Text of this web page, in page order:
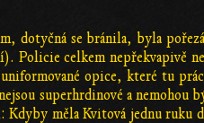
dotyčná se bránila, byla
Policie celkem nepřekvapivě
opice, které tu
superhrdinové a nemohou
Kdyby měla Kvitová jednu ruku